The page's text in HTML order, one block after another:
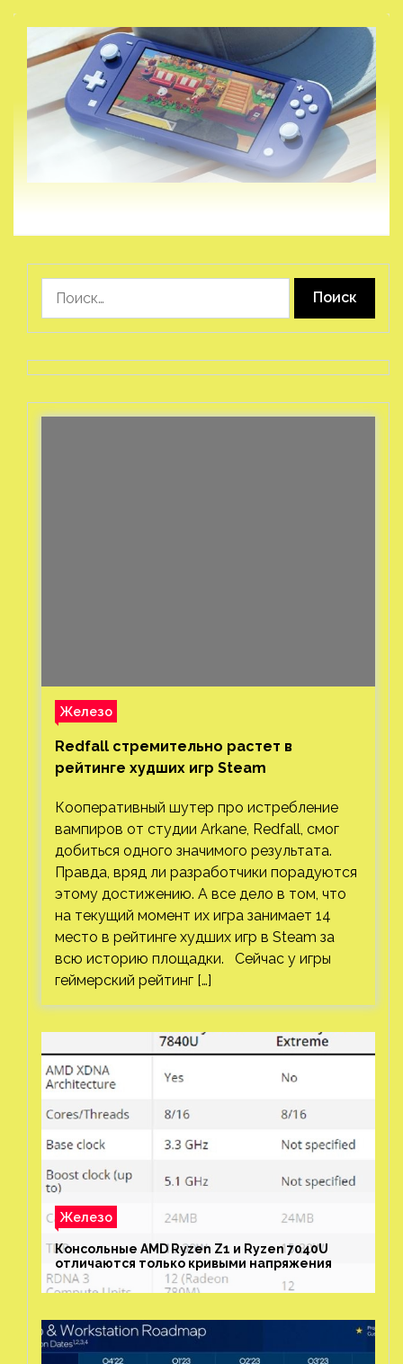
Железо
Redfall стремительно растет в
рейтинге худших игр Steam
Кооперативный шутер про истребление
вампиров от студии Arkane, Redfall, смог
добиться одного значимого результата.
Правда, вряд ли разработчики порадуются
этому достижению. А все дело в том, что
на текущий момент их игра занимает 14
место в рейтинге худших игр в Steam за
всю историю площадки. Сейчас у игры
геймерский рейтинг […]
Железо
Консольные AMD Ryzen Z1 и Ryzen 7040U
отличаются только кривыми напряжения